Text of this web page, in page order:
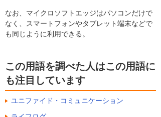
なお、マイクロソフトエッジはパソコンだけで
なく、スマートフォンやタブレット端末などで
も同じように利用できる。
この用語を調べた人はこの用語に
も注目しています
ユニファイド・コミュニケーション